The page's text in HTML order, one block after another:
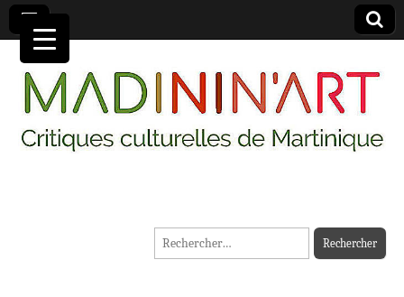
MADININ'ART
Rechercher :